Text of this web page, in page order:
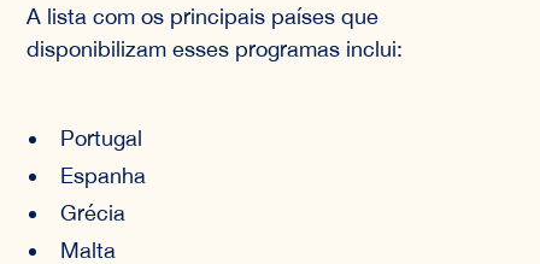
A lista com os principais países que
disponibilizam esses programas inclui:
Portugal
Espanha
Grécia
Malta